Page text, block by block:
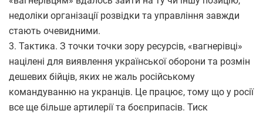
недоліки організації розвідки та управління завжди
стають очевидними.
3. Тактика. З точки точки зору ресурсів, «вагнерівці»
націлені для виявлення української оборони та розмін
дешевих бійців, яких не жаль російському
командуванню на укранців. Це працює, тому що у росії
все ще більше артилерії та боєприпасів. Тиск